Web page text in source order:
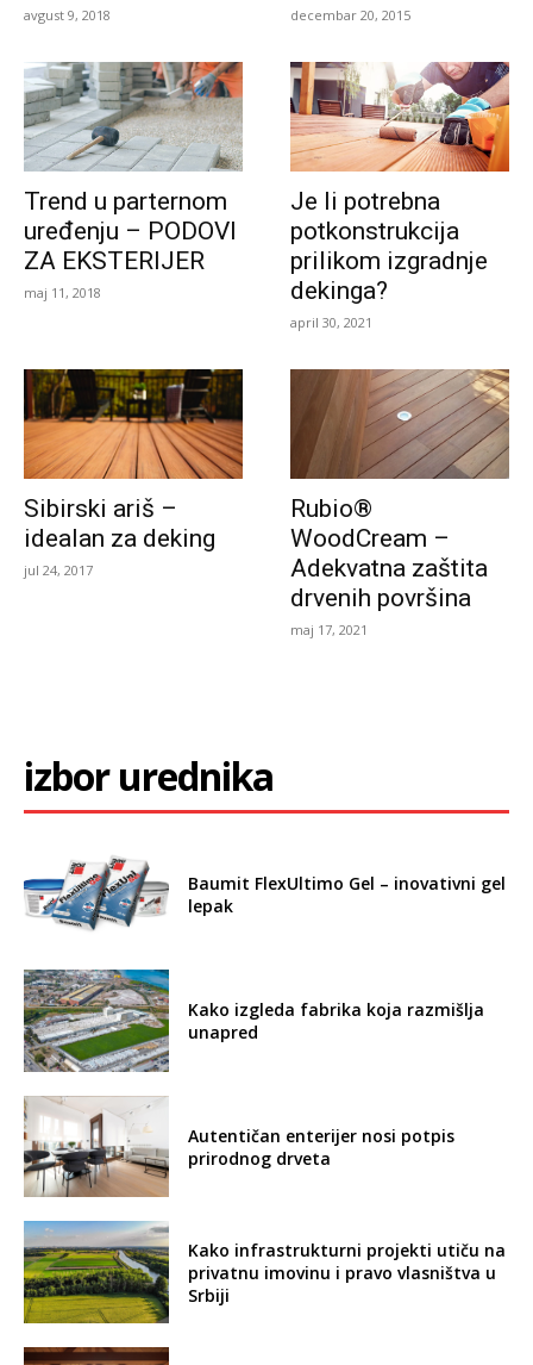
avgust 9, 2018 decembar 20, 2015
Trend u parternom
uređenju – PODOVI
ZA EKSTERIJER
maj 11, 2018
Je li potrebna
potkonstrukcija
prilikom izgradnje
dekinga?
april 30, 2021
Sibirski ariš –
idealan za deking
jul 24, 2017
Rubio®
WoodCream –
Adekvatna zaštita
drvenih površina
maj 17, 2021
izbor urednika
Baumit FlexUltimo Gel – inovativni gel
lepak
Kako izgleda fabrika koja razmišlja
unapred
Autentičan enterijer nosi potpis
prirodnog drveta
Kako infrastrukturni projekti utiču na
privatnu imovinu i pravo vlasništva u
Srbiji